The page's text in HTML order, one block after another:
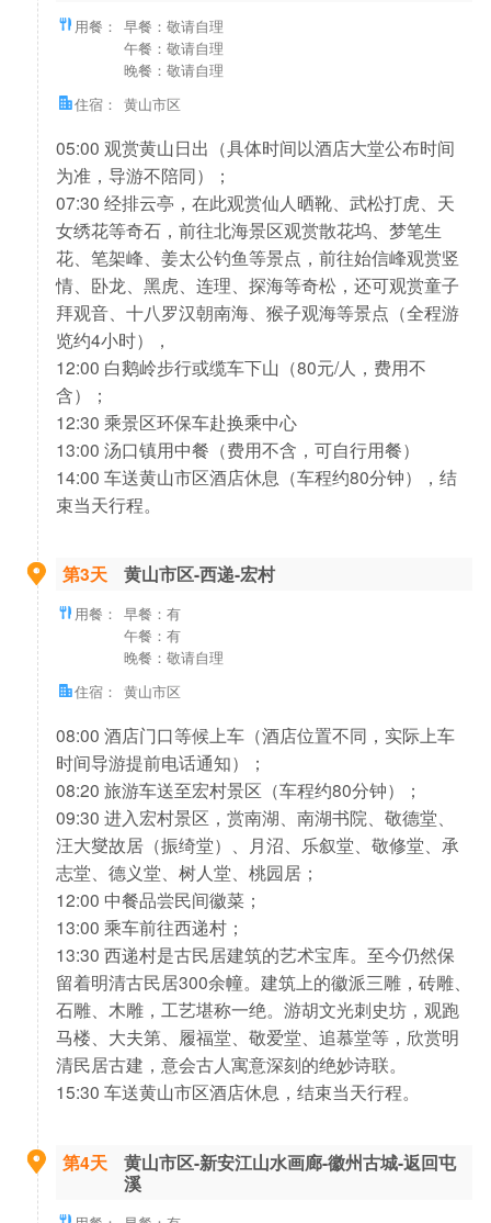
用餐： 早餐：敬请自理
午餐：敬请自理
晚餐：敬请自理
住宿： 黄山市区
05:00 观赏黄山日出（具体时间以酒店大堂公布时间
为准，导游不陪同）；
07:30 经排云亭，在此观赏仙人晒靴、武松打虎、天
女绣花等奇石，前往北海景区观赏散花坞、梦笔生
花、笔架峰、姜太公钓鱼等景点，前往始信峰观赏竖
情、卧龙、黑虎、连理、探海等奇松，还可观赏童子
拜观音、十八罗汉朝南海、猴子观海等景点（全程游
览约4小时），
12:00 白鹅岭步行或缆车下山（80元/人，费用不
含）；
12:30 乘景区环保车赴换乘中心
13:00 汤口镇用中餐（费用不含，可自行用餐）
14:00 车送黄山市区酒店休息（车程约80分钟），结
束当天行程。
第3天 黄山市区-西递-宏村
用餐： 早餐：有
午餐：有
晚餐：敬请自理
住宿： 黄山市区
08:00 酒店门口等候上车（酒店位置不同，实际上车
时间导游提前电话通知）；
08:20 旅游车送至宏村景区（车程约80分钟）；
09:30 进入宏村景区，赏南湖、南湖书院、敬德堂、
汪大燮故居（振绮堂）、月沼、乐叙堂、敬修堂、承
志堂、德义堂、树人堂、桃园居；
12:00 中餐品尝民间徽菜；
13:00 乘车前往西递村；
13:30 西递村是古民居建筑的艺术宝库。至今仍然保
留着明清古民居300余幢。建筑上的徽派三雕，砖雕、
石雕、木雕，工艺堪称一绝。游胡文光刺史坊，观跑
马楼、大夫第、履福堂、敬爱堂、追慕堂等，欣赏明
清民居古建，意会古人寓意深刻的绝妙诗联。
15:30 车送黄山市区酒店休息，结束当天行程。
第4天
黄山市区-新安江山水画廊-徽州古城-返回屯
溪